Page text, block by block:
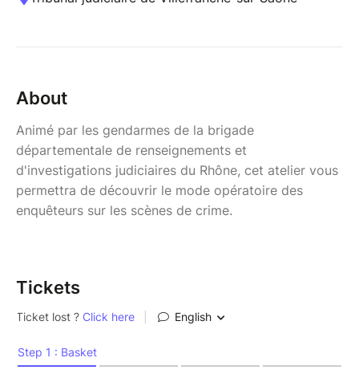
About
Animé par les gendarmes de la brigade
départementale de renseignements et
d'investigations judiciaires du Rhône, cet atelier vous
permettra de découvrir le mode opératoire des
enquêteurs sur les scènes de crime.
Tickets